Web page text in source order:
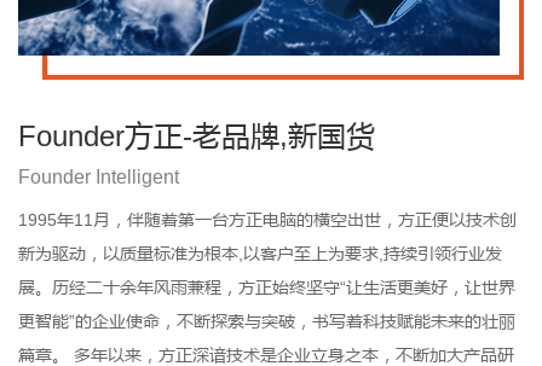
Founder方正-老品牌,新国货
Founder Intelligent
1995年11月，伴随着第一台方正电脑的横空出世，方正便以技术创
新为驱动，以质量标准为根本,以客户至上为要求,持续引领行业发
展。历经二十余年风雨兼程，方正始终坚守“让生活更美好，让世界
更智能”的企业使命，不断探索与突破，书写着科技赋能未来的壮丽
篇章。 多年以来，方正深谙技术是企业立身之本，不断加大产品研